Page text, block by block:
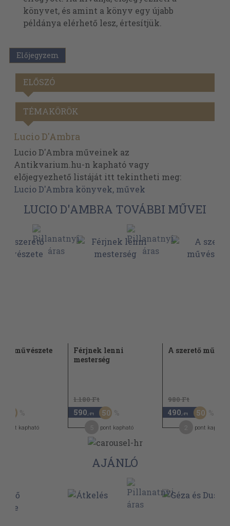
könyvet, és amint a könyv egy újabb
példánya elérhető lesz, értesítjük.
Előjegyzem
ELŐSZÓ
TÉMAKÖRÖK
Lucio D'Ambra
Lucio D'Ambra műveinek az
Antikvarium.hu-n kapható vagy
előjegyezhető listáját itt tekintheti meg:
Lucio D'Ambra könyvek, művek
LUCIO D'AMBRA TOVÁBBI MŰVEI
művészete
50
pont kapható
Férjnek lenni
mesterség
1.180 Ft
590 ,-Ft 50
pont kapható
A szerető
980 Ft
490 ,-Ft 50
pont kapható
AJÁNLÓ